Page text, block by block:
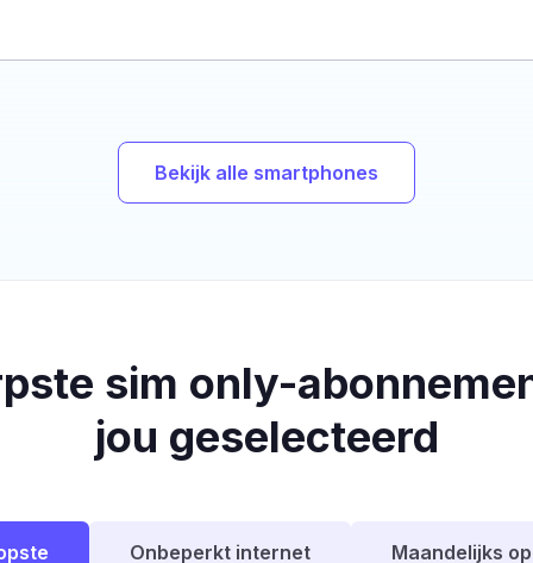
Bekijk alle smartphones
sim only-
jou geselecteerd
Onbeperkt internet Maandelijks